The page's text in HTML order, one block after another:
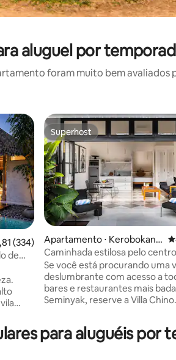
aluguel por
foram muito bem avaliados
de uma avaliação média de 5, 334
(334)
de
cinco
Superhost
Superhost
Apartamento ⋅ Kerobokan
Kelod, Kec. Kuta Utara, Kab
upaten Badung
Caminhada estilosa pelo
Seminyak até Sistefields
Se você está procurando uma
deslumbrante com acesso a
bares e restaurantes mais
Seminyak, reserve a Villa Chino.
Favela - 5 minutos a pé do
Espresso Cafe - 5 minutos a pé
para aluguéis